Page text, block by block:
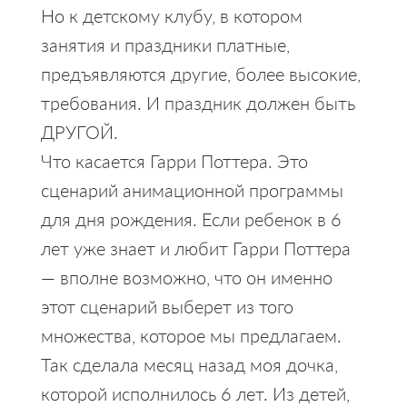
Но к детскому клубу, в котором
занятия и праздники платные,
предъявляются другие, более высокие,
требования. И праздник должен быть
ДРУГОЙ.
Что касается Гарри Поттера. Это
сценарий анимационной программы
для дня рождения. Если ребенок в 6
лет уже знает и любит Гарри Поттера
— вполне возможно, что он именно
этот сценарий выберет из того
множества, которое мы предлагаем.
Так сделала месяц назад моя дочка,
которой исполнилось 6 лет. Из детей,